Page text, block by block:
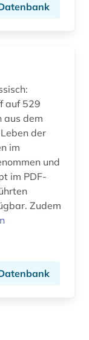
auf 529
aus dem
der
im
und
im PDF-
Zudem